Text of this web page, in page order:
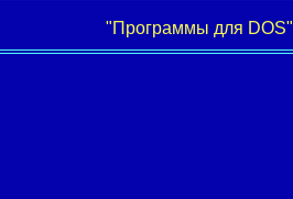
"Программы для DOS"